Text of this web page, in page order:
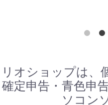
リオショップは、
確定申告・青色申
ソコン